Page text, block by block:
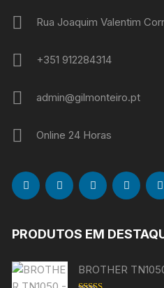
Rua Joaquim Valentim
+351 912284314
admin@gilmonteiro.pt
Online 24 Horas
PRODUTOS EM
BROTHER